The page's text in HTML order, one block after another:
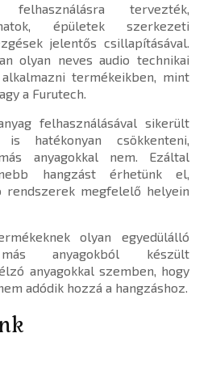
tervezték,
épületek szerkezeti
jelentős csillapításával.
olyan neves audio technikai
termékeikben, mint
a Furutech.
felhasználásával sikerült
hatékonyan csökkenteni,
anyagokkal nem. Ezáltal
hangzást érhetünk el,
rendszerek megfelelő helyein
olyan egyedülálló
anyagokból készült
anyagokkal szemben, hogy
adódik hozzá a hangzáshoz.